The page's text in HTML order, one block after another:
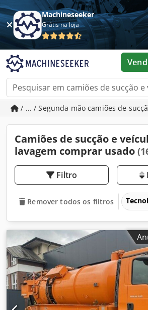
Machineseeker
Grátis na loja
/ ... / Segunda mão camiões de
Camiões de sucção e
lavagem comprar usado
Filtro
Remover todos os filtros